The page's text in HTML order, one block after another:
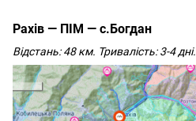
Рахів — ПІМ — с.Богдан
Відстань: 48 км. Тривалість: 3-4 дні.